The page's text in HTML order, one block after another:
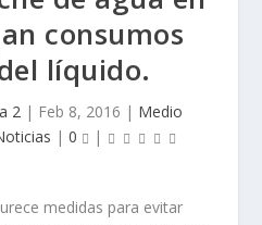
consumos
líquido.
2| Feb 8, 2016 | Medio
| 0 |